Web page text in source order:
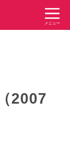
メニュー
2007